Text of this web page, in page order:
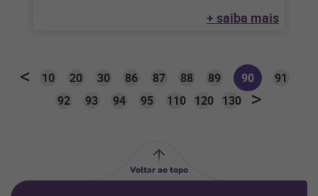
+ saiba mais
10 20 30 86 87 88 89 90
91
92
93 94 95 110 120 130
Voltar ao topo